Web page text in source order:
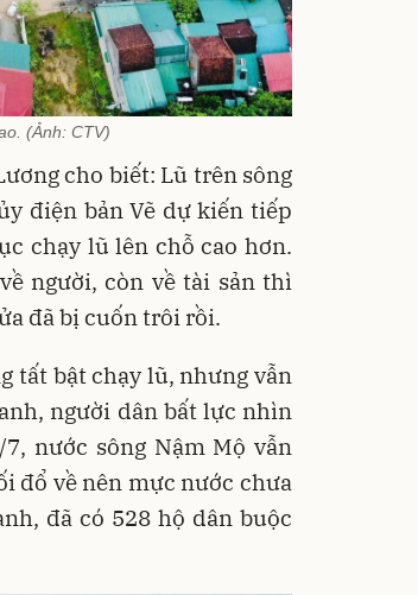
(Ảnh: CTV)
cho biết: Lũ trên sông
điện bản Vẽ dự kiến tiếp
chạy lũ lên chỗ cao hơn.
người, còn về tài sản thì
đã bị cuốn trôi rồi.
tất bật chạy lũ, nhưng vẫn
người dân bất lực nhìn
nước sông Nậm Mộ vẫn
đổ về nên mực nước chưa
đã có 528 hộ dân buộc